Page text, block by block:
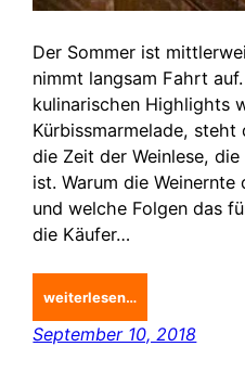
Der Sommer ist
nimmt langsam Fahrt
kulinarischen Highlights
Kürbissmarmelade,
die Zeit der Weinlese,
ist. Warum die
und welche Folgen das
die Käufer…
weiterlesen…
September 10, 2018